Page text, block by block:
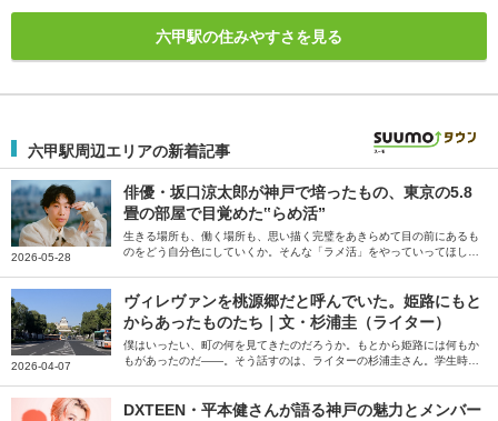
六甲駅の住みやすさを見る
六甲駅周辺エリアの新着記事
2026-05-28
俳優・坂口涼太郎が神戸で培ったもの、東京の5.8
畳の部屋で目覚めた‟らめ活”
生きる場所も、働く場所も、思い描く完璧をあきらめて目の前にあるも
のをどう自分色にしていくか。そんな「ラメ活」をやっていってほしい
屋について伺いました。
2026-04-07
ヴィレヴァンを桃源郷だと呼んでいた。姫路にもと
からあったものたち｜文・杉浦圭（ライター）
僕はいったい、町の何を見てきたのだろうか。もとから姫路には何もか
もがあったのだ――。そう話すのは、ライターの杉浦圭さん。学生時代
DXTEEN・平本健さんが語る神戸の魅力とメンバー